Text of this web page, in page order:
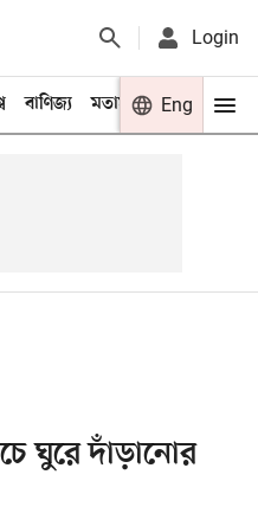
Login
বাণিজ্য মতামত খেলা
Eng
ঘুরে দাঁড়ানোর